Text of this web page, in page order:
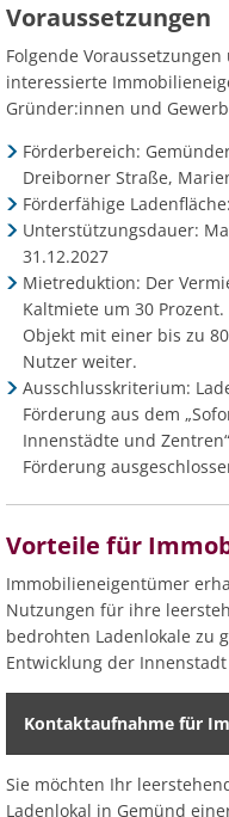
Voraussetzungen
Folgende
interessierte
Gründer:innen und
Förderbereich:
Dreiborner Straße,
Förderfähige
Unterstützungsdauer:
31.12.2027
Mietreduktion: Der
Kaltmiete um 30
Objekt mit einer bis zu
Nutzer weiter.
Ausschlusskriterium:
Förderung aus dem
Innenstädte und
Förderung
Vorteile für
Immobilieneigentümer
Nutzungen für ihre
bedrohten Ladenlokale zu
Entwicklung der
Kontaktaufnahme für
Sie möchten Ihr
Ladenlokal in Gemünd